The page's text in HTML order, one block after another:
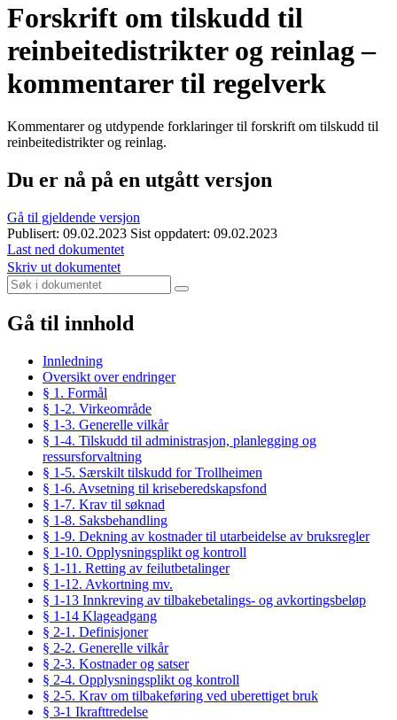
Forskrift om tilskudd til
reinbeitedistrikter og reinlag –
kommentarer til regelverk
Kommentarer og utdypende forklaringer til forskrift om tilskudd til
reinbeitedistrikter og reinlag.
Du er nå på en utgått versjon
Gå til gjeldende versjon
Publisert: 09.02.2023 Sist oppdatert: 09.02.2023
Last ned dokumentet
Skriv ut dokumentet
Gå til innhold
Innledning
Oversikt over endringer
§ 1. Formål
§ 1-2. Virkeområde
§ 1-3. Generelle vilkår
§ 1-4. Tilskudd til administrasjon, planlegging og
ressursforvaltning
§ 1-5. Særskilt tilskudd for Trollheimen
§ 1-6. Avsetning til kriseberedskapsfond
§ 1-7. Krav til søknad
§ 1-8. Saksbehandling
§ 1-9. Dekning av kostnader til utarbeidelse av bruksregler
§ 1-10. Opplysningsplikt og kontroll
§ 1-11. Retting av feilutbetalinger
§ 1-12. Avkortning mv.
§ 1-13 Innkreving av tilbakebetalings- og avkortingsbeløp
§ 1-14 Klageadgang
§ 2-1. Definisjoner
§ 2-2. Generelle vilkår
§ 2-3. Kostnader og satser
§ 2-4. Opplysningsplikt og kontroll
§ 2-5. Krav om tilbakeføring ved uberettiget bruk
§ 3-1 Ikrafttredelse